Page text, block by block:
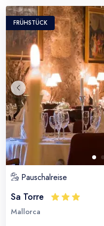
Pauschalreise
FRÜHSTÜCK
Sa Torre
Mallorca